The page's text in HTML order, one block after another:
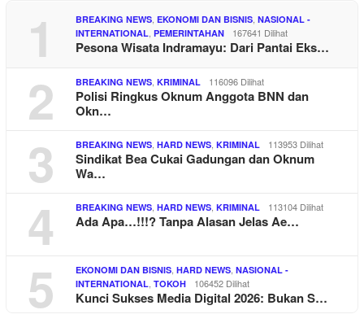
1 BREAKING NEWS EKONOMI DAN BISNIS NASIONAL -
INTERNATIONAL PEMERINTAHAN 167641 Dilihat
Pesona Wisata Indramayu: Dari Pantai Eks…
2 BREAKING NEWS KRIMINAL 116096 Dilihat
Polisi Ringkus Oknum Anggota BNN dan
Okn…
3 BREAKING NEWS HARD NEWS KRIMINAL 113953 Dilihat
Sindikat Bea Cukai Gadungan dan Oknum
Wa…
4 BREAKING NEWS HARD NEWS KRIMINAL 113104 Dilihat
Ada Apa…!!!? Tanpa Alasan Jelas Ae…
5 EKONOMI DAN BISNIS HARD NEWS NASIONAL -
INTERNATIONAL TOKOH 106452 Dilihat
Kunci Sukses Media Digital 2026: Bukan S…